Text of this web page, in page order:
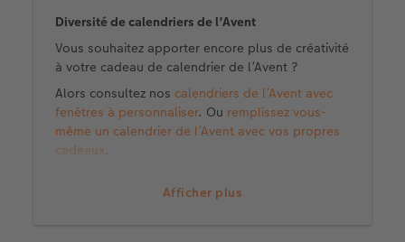
Afficher plus
Diversité de calendriers de l’Avent
Vous souhaitez apporter encore plus de créativité
à votre cadeau de calendrier de l’Avent ?
Alors consultez nos calendriers de l’Avent avec
fenêtres à personnaliser. Ou remplissez vous-
même un calendrier de l’Avent avec vos propres
cadeaux.
de portes sous forme de collage de posters